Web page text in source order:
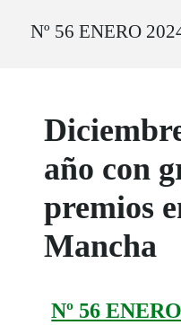
Nº 56 ENERO
año con
premios
Mancha
Nº 56